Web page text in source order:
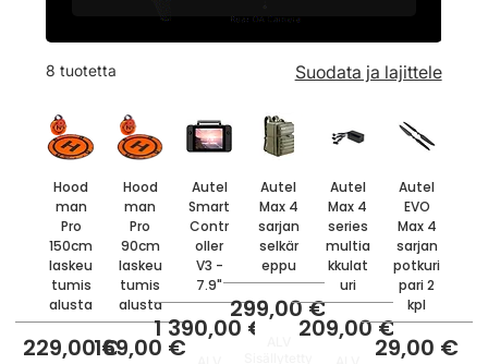
8 tuotetta Suodata ja lajittele
Hood
man
Pro
150cm
laskeu
tumis
alusta
Hinta
229,00 €
Hood
man
Pro
90cm
laskeu
tumis
alusta
Hinta
169,00 €
Autel
Smart
Contr
oller
V3 -
7.9"
Hinta
1 390,00 €
Autel
Max 4
sarjan
selkär
eppu
Hinta
299,00 €
Autel
Max 4
series
multia
kkulat
uri
Hinta
209,00 €
Autel
EVO
Max 4
sarjan
potkuri
pari 2
kpl
Hinta
29,00 €